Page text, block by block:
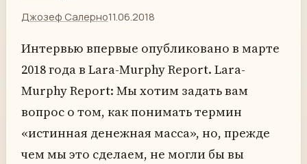
Джозеф Салерно11.06.2018
Интервью впервые опубликовано в марте
2018 года в Lara-Murphy Report. Lara-
Murphy Report: Мы хотим задать вам
вопрос о том, как понимать термин
«истинная денежная масса», но, прежде
чем мы это сделаем, не могли бы вы